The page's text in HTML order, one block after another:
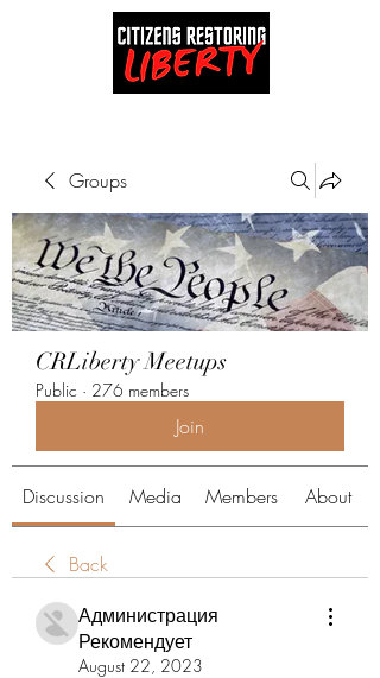
Groups
CRLiberty Meetups
Public · 276 members
Join
Discussion Media Members About
Back
Администрация
Рекомендует
August 22, 2023